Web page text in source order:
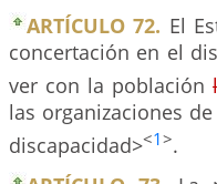
ARTÍCULO 72. El
concertación en el
ver con la población
las organizaciones
discapacidad><1>.